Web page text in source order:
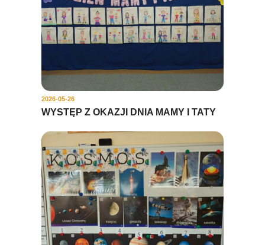
2026-05-26
WYSTĘP Z OKAZJI DNIA MAMY I TATY